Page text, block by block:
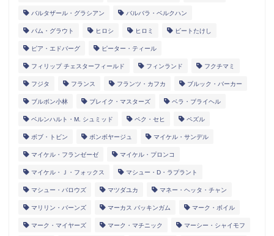
バルタザール・グラシアン バルバラ・ベルクハン
パム・グラウト ヒロシ ヒロミ ビートたけし
ピア・エドバーグ ピーター・ティール
フィリップ チェスターフィールド フィンランド フクチマミ
フジタ フランス フランツ・カフカ ブルック・バーカー
ブルボン小林 ブレイク・マスターズ ベラ・ブライヘル
ベルンハルト・M. シュミッド ペク・セヒ ペズル
ボブ・トビン ボンボヤージュ マイケル・サンデル
マイケル・フランゼーゼ マイケル・プロンコ
マイケル・Ｊ・フォックス マシュー・D・ラプラント
マシュー・バロウズ マツダユカ マネー・ヘッタ・チャン
マリリン・バーンズ マーカス バッキンガム マーク・ボイル
マーク・マイヤーズ マーク・マチニック マーシー・シャイモフ